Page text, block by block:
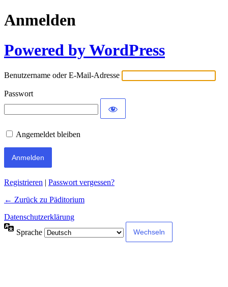
Anmelden
Powered by WordPress
Benutzername oder E-Mail-Adresse
Passwort
Angemeldet bleiben
Registrieren | Passwort vergessen?
← Zurück zu Päditorium
Datenschutzerklärung
Sprache